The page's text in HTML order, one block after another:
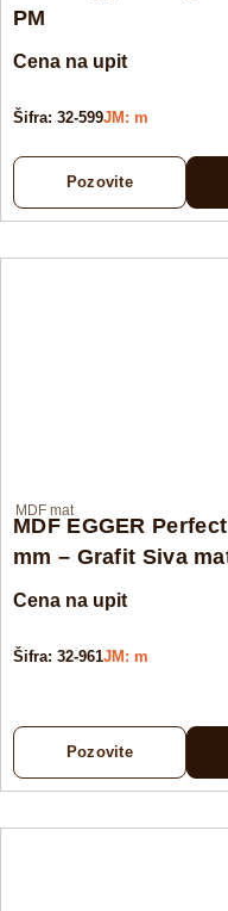
PM
Cena na upit
Šifra: 32-599JM: m
Pozovite
MDF mat
MDF EGGER
mm – Grafit Siva
Cena na upit
Šifra: 32-961JM: m
Pozovite